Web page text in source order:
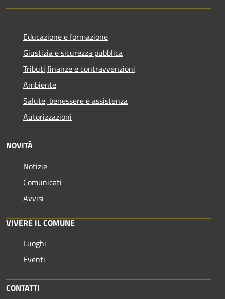
Educazione e formazione
Giustizia e sicurezza pubblica
Tributi,finanze e contravvenzioni
Ambiente
Salute, benessere e assistenza
Autorizzazioni
NOVITÀ
Notizie
Comunicati
Avvisi
VIVERE IL COMUNE
Luoghi
Eventi
CONTATTI